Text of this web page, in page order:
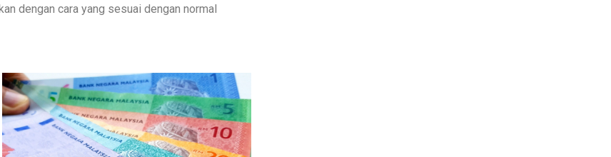
dengan cara yang sesuai dengan normal